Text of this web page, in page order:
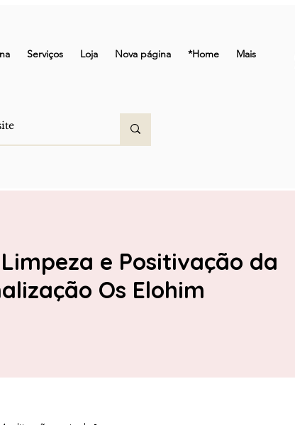
Serviços Loja Nova página *Home Mais
e Positivação da
Os Elohim